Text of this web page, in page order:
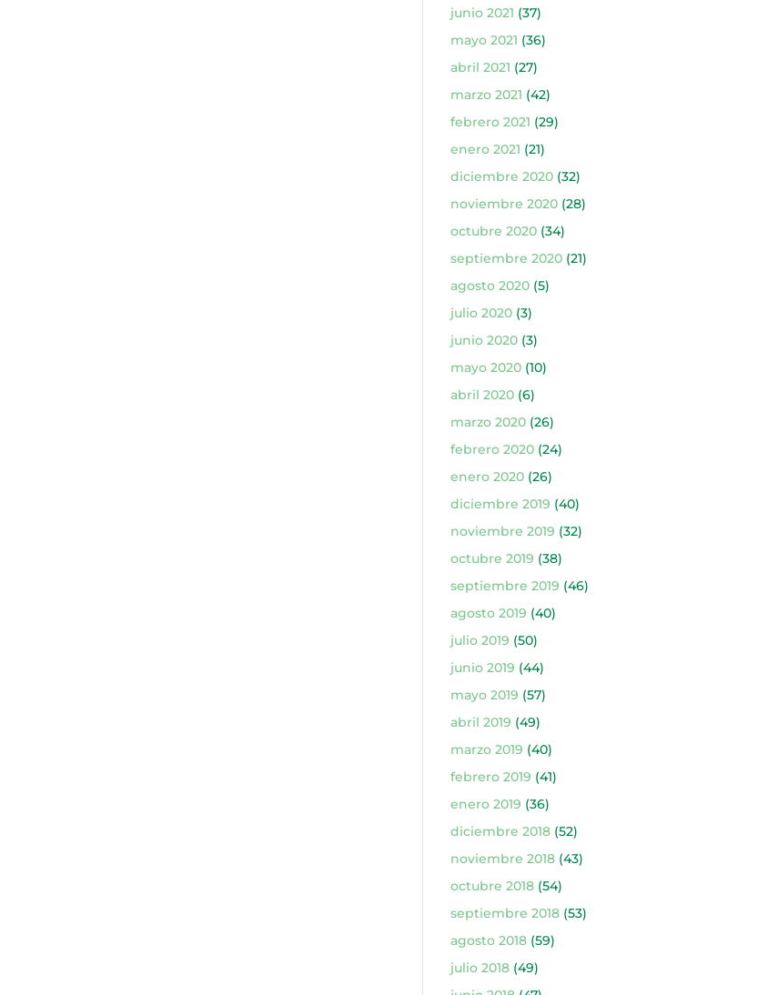
junio 2021 (37)
mayo 2021 (36)
abril 2021 (27)
marzo 2021 (42)
febrero 2021 (29)
enero 2021 (21)
diciembre 2020(32)
noviembre 2020(28)
octubre 2020(34)
septiembre 2020(21)
agosto 2020(5)
julio 2020(3)
junio 2020(3)
mayo 2020(10)
abril 2020(6)
marzo 2020(26)
febrero 2020(24)
enero 2020(26)
diciembre 2019 (40)
noviembre 2019 (32)
octubre 2019 (38)
septiembre 2019 (46)
agosto 2019 (40)
julio 2019 (50)
junio 2019 (44)
mayo 2019 (57)
abril 2019 (49)
marzo 2019 (40)
febrero 2019 (41)
enero 2019 (36)
diciembre 2018(52)
noviembre 2018(43)
octubre 2018(54)
septiembre 2018(53)
agosto 2018(59)
julio 2018(49)